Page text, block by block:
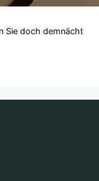
Sie doch demnächt